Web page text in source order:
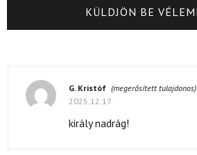
G. Kristóf (megerősített tulajdonos)
2025.12.17.
király nadrág!